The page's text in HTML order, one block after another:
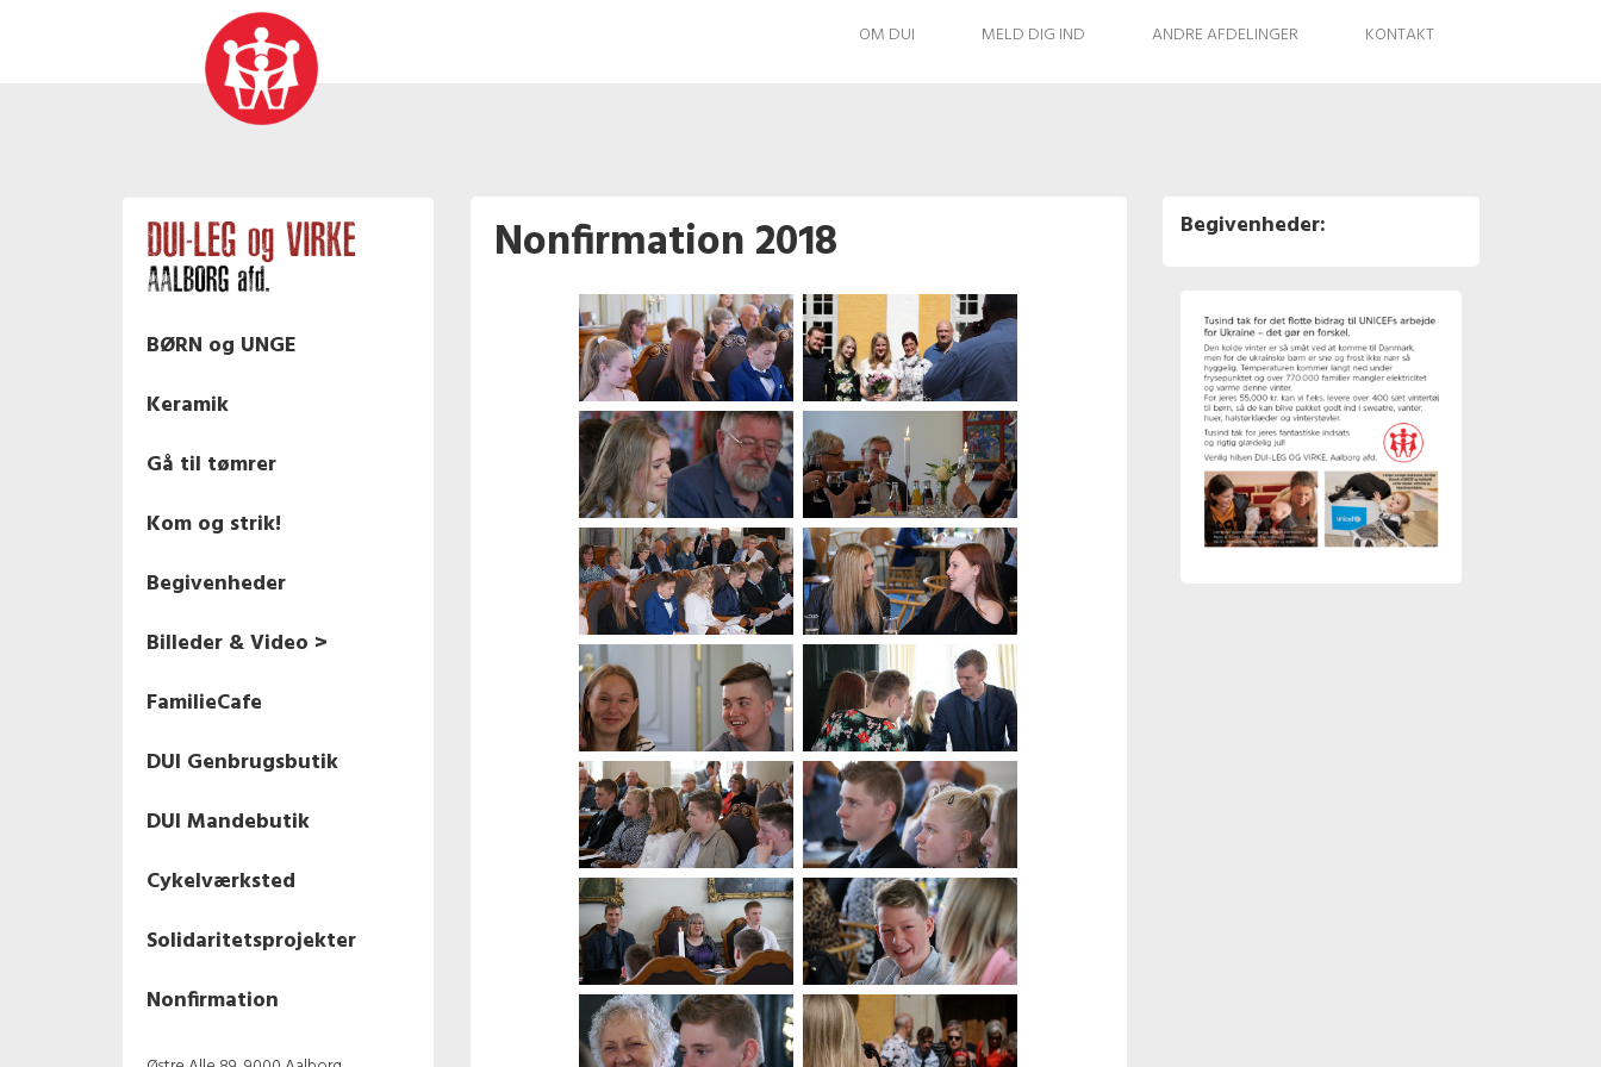
OM DUI MELD DIG IND ANDRE AFDELINGER KONTAKT
BØRN og UNGE
Keramik
Gå til tømrer
Kom og strik!
Begivenheder
Billeder & Video >
Nonfirmation 2024
Fastelavnsfest 2024
Nonfirmation 2023
Fastelavn 2023
Halloween 2022
1. maj 2022
FamilieCafe
DUI Genbrugsbutik
DUI Mandebutik
Cykelværksted
Solidaritetsprojekter
Nonfirmation
Nonfirmation 2018 Begivenheder: